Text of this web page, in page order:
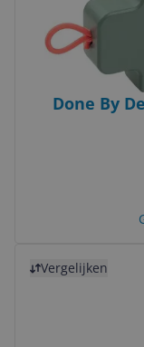
Done By
Vergelijken